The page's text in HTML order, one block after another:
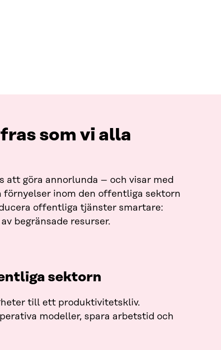
som vi alla
att göra annorlunda – och visar med
inom den offentliga sektorn
offentliga tjänster smartare:
begränsade resurser.
sektorn
till ett produktivitetskliv.
modeller, spara arbetstid och